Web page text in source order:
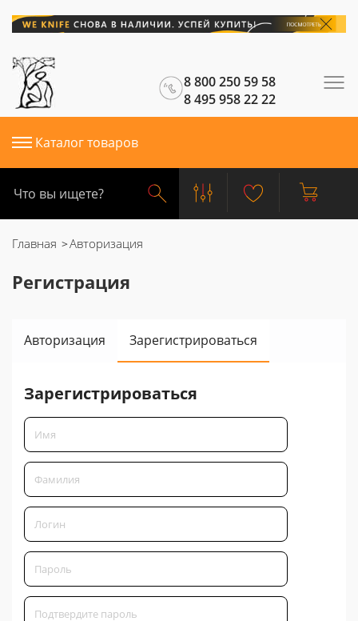
8 800 250 59 58
8 495 958 22 22
Каталог товаров
Главная Авторизация
Регистрация
Авторизация Зарегистрироваться
Зарегистрироваться